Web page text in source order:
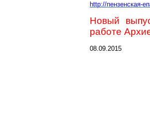
http://пензенская-
Новый
работе
08.09.2015